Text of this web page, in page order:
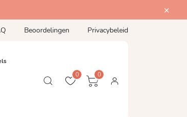
Beoordelingen Privacybeleid
0 0